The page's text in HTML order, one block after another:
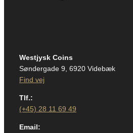
Westjysk Coins
Søndergade 9, 6920 Videbæk
Find vej
Tlf.:
(+45) 28 11 69 49
Email: